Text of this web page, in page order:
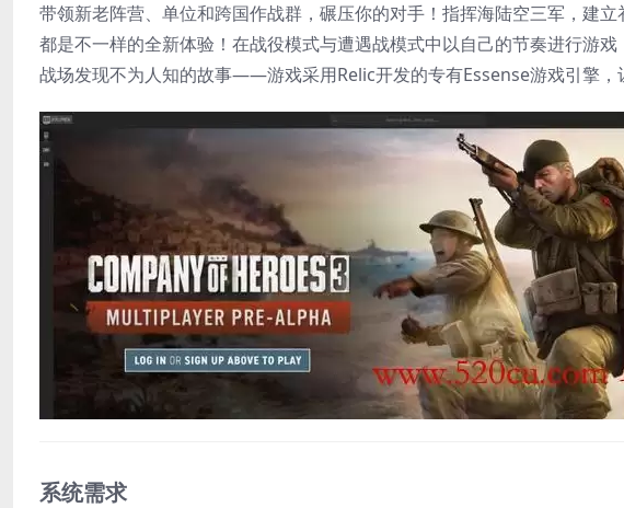
带领新老阵营、单位和跨国作战群，碾压你的对手！指挥海陆空三军，建
都是不一样的全新体验！在战役模式与遭遇战模式中以自己的节奏进行游
战场发现不为人知的故事——游戏采用Relic开发的专有Essense游戏引擎，
系统需求